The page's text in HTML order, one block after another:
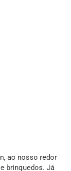
ao nosso redor
brinquedos. Já